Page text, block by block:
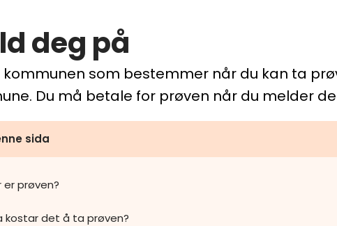
deg på
kommunen som bestemmer når du kan ta
Du må betale for prøven når du melder
sida
er prøven?
kostar det å ta prøven?